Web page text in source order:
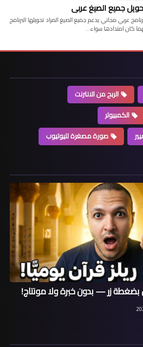
جميع الصيغ عربي
عربي مجاني يدعم جميع الصيغ المراد تحويلها البرنامج
كان امتدادها سواء…
الربح من الانترنت
الكمبيوتر
صورة مصغرة لليوتيوب
بضغطة زر — بدون خبرة ولا مونتاج!